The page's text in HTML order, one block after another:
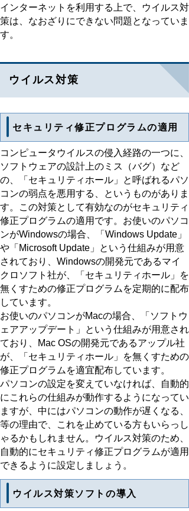
インターネットを利用する上で、ウイルス対
策は、なおざりにできない問題となっていま
す。
ウイルス対策
セキュリティ修正プログラムの適用
コンピュータウイルスの侵入経路の一つに、
ソフトウェアの設計上のミス（バグ）など
の、「セキュリティホール」と呼ばれるパソ
コンの弱点を悪用する、というものがありま
す。この対策として有効なのがセキュリティ
修正プログラムの適用です。お使いのパソコ
ンがWindowsの場合、「Windows Update」
や「Microsoft Update」という仕組みが用意
されており、Windowsの開発元であるマイ
クロソフト社が、「セキュリティホール」を
無くすための修正プログラムを定期的に配布
しています。
お使いのパソコンがMacの場合、「ソフトウ
ェアアップデート」という仕組みが用意され
ており、Mac OSの開発元であるアップル社
が、「セキュリティホール」を無くすための
修正プログラムを適宜配布しています。
パソコンの設定を変えていなければ、自動的
にこれらの仕組みが動作するようになってい
ますが、中にはパソコンの動作が遅くなる、
等の理由で、これを止めている方もいらっし
ゃるかもしれません。ウイルス対策のため、
自動的にセキュリティ修正プログラムが適用
できるように設定しましょう。
ウイルス対策ソフトの導入